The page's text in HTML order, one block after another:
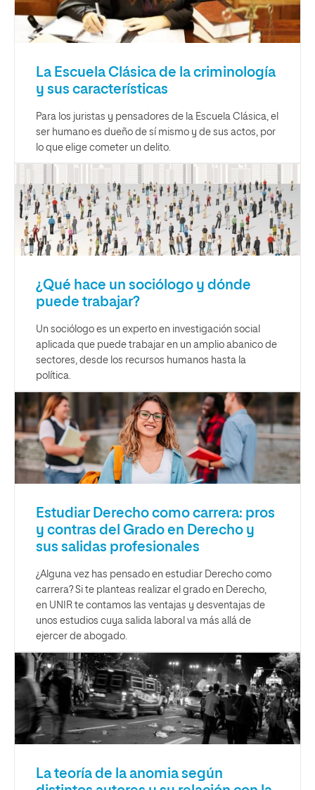
La Escuela Clásica de la criminología
y sus características
Para los juristas y pensadores de la Escuela Clásica, el
ser humano es dueño de sí mismo y de sus actos, por
lo que elige cometer un delito.
¿Qué hace un sociólogo y dónde
puede trabajar?
Un sociólogo es un experto en investigación social
aplicada que puede trabajar en un amplio abanico de
sectores, desde los recursos humanos hasta la
política.
Estudiar Derecho como carrera: pros
y contras del Grado en Derecho y
sus salidas profesionales
¿Alguna vez has pensado en estudiar Derecho como
carrera? Si te planteas realizar el grado en Derecho,
en UNIR te contamos las ventajas y desventajas de
unos estudios cuya salida laboral va más allá de
ejercer de abogado.
La teoría de la anomia según